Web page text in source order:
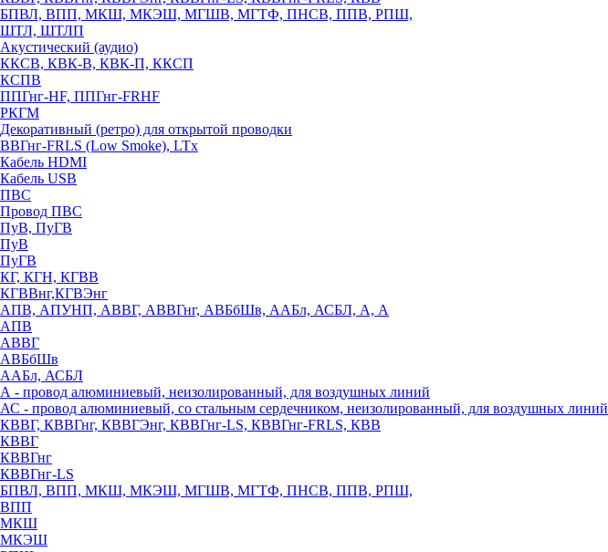
БПВЛ, ВПП, МКШ, МКЭШ, МГШВ, МГТФ, ПНСВ, ППВ, РПШ,
ШТЛ, ШТЛП
Акустический (аудио)
ККСВ, КВК-В, КВК-П, ККСП
КСПВ
ППГнг-HF, ППГнг-FRHF
РКГМ
Декоративный (ретро) для открытой проводки
ВВГнг-FRLS (Low Smoke), LTx
Кабель HDMI
Кабель USB
ПВС
Провод ПВС
ПуВ, ПуГВ
ПуВ
ПуГВ
КГ, КГН, КГВВ
КГВВнг,КГВЭнг
АПВ, АПУНП, АВВГ, АВВГнг, АВБбШв, ААБл, АСБЛ, А, А
АПВ
АВВГ
АВБбШв
ААБл, АСБЛ
А - провод алюминиевый, неизолированный, для воздушных линий
АС - провод алюминиевый, со стальным сердечником, неизолированный, для воздушных линий
КВВГ, КВВГнг, КВВГЭнг, КВВГнг-LS, КВВГнг-FRLS, КВВ
КВВГ
КВВГнг
КВВГнг-LS
БПВЛ, ВПП, МКШ, МКЭШ, МГШВ, МГТФ, ПНСВ, ППВ, РПШ,
ВПП
МКШ
МКЭШ